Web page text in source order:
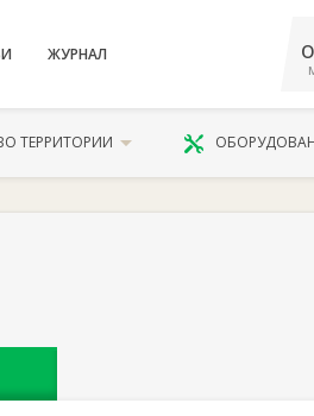
ЖУРНАЛ
ТЕРРИТОРИИ